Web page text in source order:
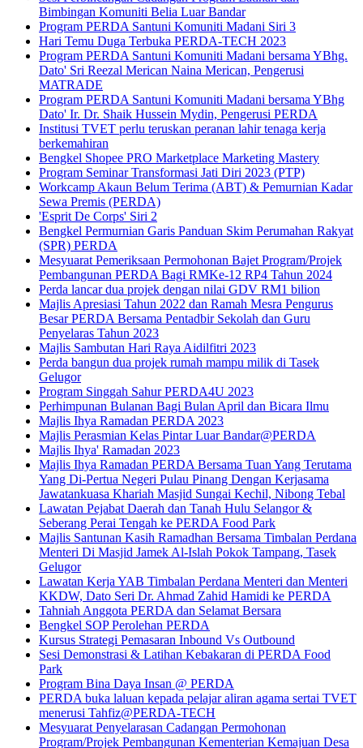
Bimbingan Komuniti Belia Luar Bandar
Program PERDA Santuni Komuniti Madani Siri 3
Hari Temu Duga Terbuka PERDA-TECH 2023
Program PERDA Santuni Komuniti Madani bersama YBhg.
Dato' Sri Reezal Merican Naina Merican, Pengerusi
MATRADE
Program PERDA Santuni Komuniti Madani bersama YBhg
Dato' Ir. Dr. Shaik Hussein Mydin, Pengerusi PERDA
Institusi TVET perlu teruskan peranan lahir tenaga kerja
berkemahiran
Bengkel Shopee PRO Marketplace Marketing Mastery
Program Seminar Transformasi Jati Diri 2023 (PTP)
Workcamp Akaun Belum Terima (ABT) & Pemurnian Kadar
Sewa Premis (PERDA)
'Esprit De Corps' Siri 2
Bengkel Permurnian Garis Panduan Skim Perumahan Rakyat
(SPR) PERDA
Mesyuarat Pemeriksaan Permohonan Bajet Program/Projek
Pembangunan PERDA Bagi RMKe-12 RP4 Tahun 2024
Perda lancar dua projek dengan nilai GDV RM1 bilion
Majlis Apresiasi Tahun 2022 dan Ramah Mesra Pengurus
Besar PERDA Bersama Pentadbir Sekolah dan Guru
Penyelaras Tahun 2023
Majlis Sambutan Hari Raya Aidilfitri 2023
Perda bangun dua projek rumah mampu milik di Tasek
Gelugor
Program Singgah Sahur PERDA4U 2023
Perhimpunan Bulanan Bagi Bulan April dan Bicara Ilmu
Majlis Ihya Ramadan PERDA 2023
Majlis Perasmian Kelas Pintar Luar Bandar@PERDA
Majlis Ihya' Ramadan 2023
Majlis Ihya Ramadan PERDA Bersama Tuan Yang Terutama
Yang Di-Pertua Negeri Pulau Pinang Dengan Kerjasama
Jawatankuasa Khariah Masjid Sungai Kechil, Nibong Tebal
Lawatan Pejabat Daerah dan Tanah Hulu Selangor &
Seberang Perai Tengah ke PERDA Food Park
Majlis Santunan Kasih Ramadhan Bersama Timbalan Perdana
Menteri Di Masjid Jamek Al-Islah Pokok Tampang, Tasek
Gelugor
Lawatan Kerja YAB Timbalan Perdana Menteri dan Menteri
KKDW, Dato Seri Dr. Ahmad Zahid Hamidi ke PERDA
Tahniah Anggota PERDA dan Selamat Bersara
Bengkel SOP Perolehan PERDA
Kursus Strategi Pemasaran Inbound Vs Outbound
Sesi Demonstrasi & Latihan Kebakaran di PERDA Food
Park
Program Bina Daya Insan @ PERDA
PERDA buka laluan kepada pelajar aliran agama sertai TVET
menerusi Tahfiz@PERDA-TECH
Mesyuarat Penyelarasan Cadangan Permohonan
Program/Projek Pembangunan Kementerian Kemajuan Desa